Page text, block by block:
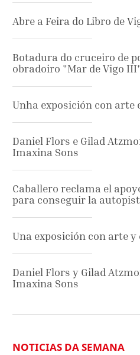
Abre a Feira do Libro de
Botadura do cruceiro de
obradoiro "Mar de Vigo III"
Unha exposición con arte
Daniel Flors e Gilad
Imaxina Sons
Caballero reclama el
para conseguir la
Una exposición con arte y
Daniel Flors y Gilad
Imaxina Sons
NOTICIAS DA SEMANA